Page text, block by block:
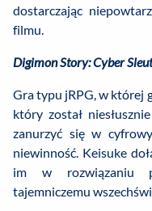
dostarczając
filmu.
Digimon Story: Cyber
Gra typu jRPG, w której
który został
zanurzyć się w
niewinność. Keisuke
im w rozwiązaniu
tajemniczemu